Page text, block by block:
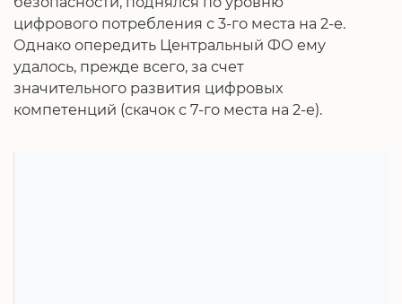
цифрового потребления с 3-го места на 2-е.
Однако опередить Центральный ФО ему
удалось, прежде всего, за счет
значительного развития цифровых
компетенций (скачок с 7-го места на 2-е).